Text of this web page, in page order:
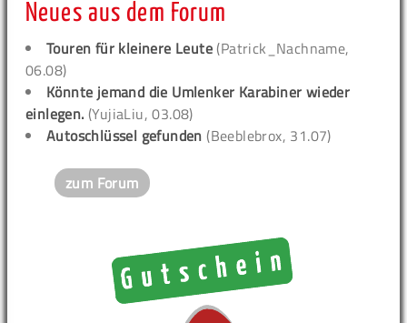
Neues aus dem Forum
Touren für kleinere Leute (Patrick_Nachname,
06.08)
Könnte jemand die Umlenker Karabiner wieder
einlegen. (YujiaLiu, 03.08)
Autoschlüssel gefunden (Beeblebrox, 31.07)
zum Forum